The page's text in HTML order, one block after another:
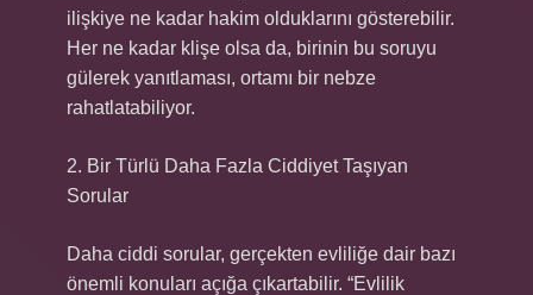
ilişkiye ne kadar hakim olduklarını gösterebilir.
Her ne kadar klişe olsa da, birinin bu soruyu
gülerek yanıtlaması, ortamı bir nebze
rahatlatabiliyor.
2. Bir Türlü Daha Fazla Ciddiyet Taşıyan
Sorular
Daha ciddi sorular, gerçekten evliliğe dair bazı
önemli konuları açığa çıkartabilir. “Evlilik